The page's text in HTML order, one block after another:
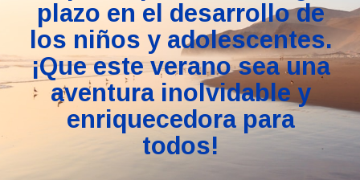
plazo en el desarrollo de
los niños y adolescentes.
¡Que este verano sea una
aventura inolvidable y
enriquecedora para
todos!